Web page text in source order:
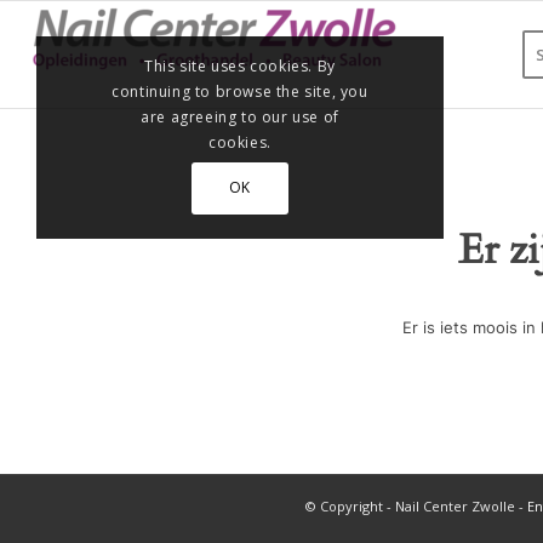
Er
Er is iets moois
© Copyright - Nail Center Zwolle -
This site uses cookies. By
continuing to browse the site, you
are agreeing to our use of
cookies.
OK